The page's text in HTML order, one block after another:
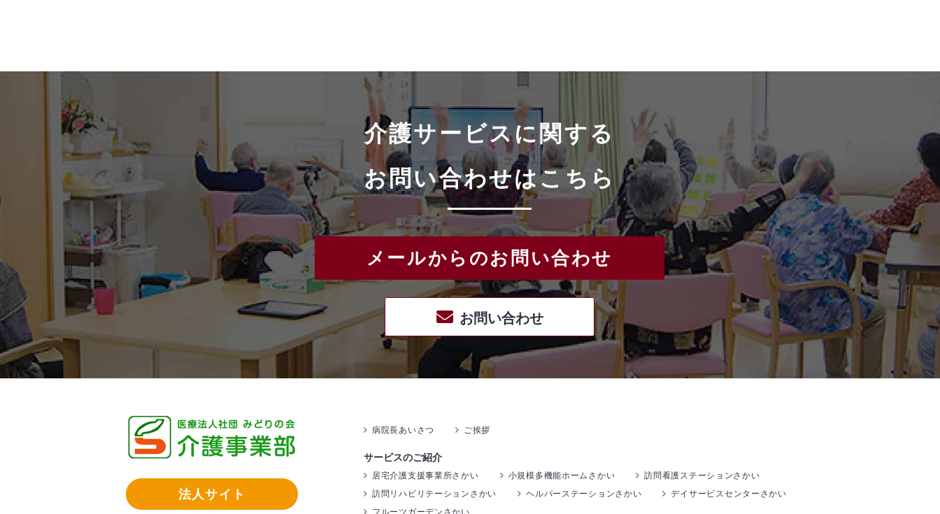
介護サービスに関する
お問い合わせはこちら
メールからのお問い合わせ
お問い合わせ
法人サイト
病院長あいさつ ご挨拶
サービスのご紹介
居宅介護支援事業所さかい 小規模多機能ホームさかい
訪問看護ステーションさかい
訪問リハビリテーションさかい
ヘルパーステーションさかい
デイサービスセンターさかい
フルーツガーデンさかい